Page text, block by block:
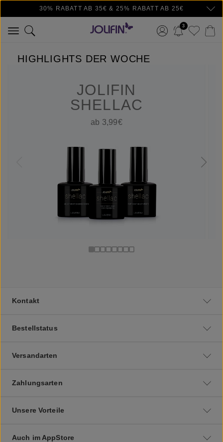
Zum Hauptinhalt springen
30% RABATT AB 35€ & 25% RABATT AB 25€
3
HIGHLIGHTS DER WOCHE
JOLIFIN
SHELLAC
ab 3,99€
Kontakt
Bestellstatus
Versandarten
Zahlungsarten
Unsere Vorteile
Auch im AppStore